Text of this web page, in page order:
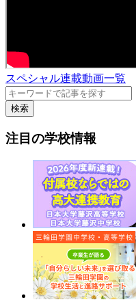
スペシャル連載動画一覧
検索
注目の学校情報